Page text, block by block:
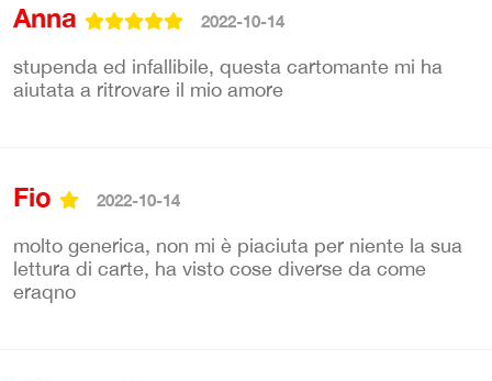
Anna 2022-10-14
stupenda ed infallibile, questa cartomante mi ha
aiutata a ritrovare il mio amore
Fio 2022-10-14
molto generica, non mi è piaciuta per niente la sua
lettura di carte, ha visto cose diverse da come
eraqno